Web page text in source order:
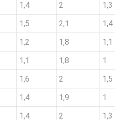
1,4 2
1,3
1,5 2,1 1,4
1,2 1,8
1,1
1,1 1,8 1
1,6 2
1,5
1,4 1,9 1
1,4 2
1,3